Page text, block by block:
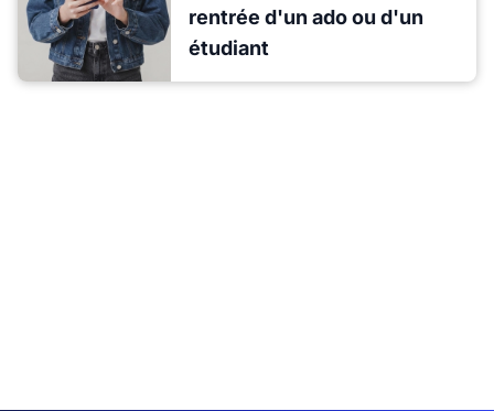
rentrée d'un ado ou d'un
étudiant